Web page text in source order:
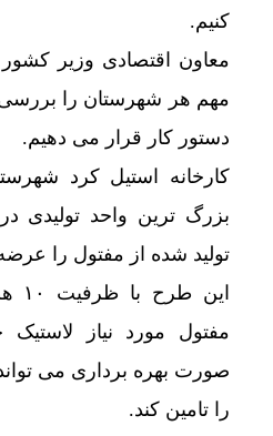
کنیم.
معاون اقتصادی وزیر
مهم هر شهرستان را بررسی
دستور کار قرار می دهیم.
کارخانه استیل کرد
بزرگ ‌ترین واحد تولیدی
تولید شده از مفتول را
مفتول مورد نیاز لاستیک
را تامین کند.